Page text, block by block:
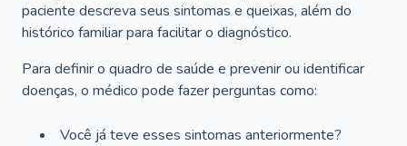
paciente descreva seus sintomas e queixas, além do
histórico familiar para facilitar o diagnóstico.
Para definir o quadro de saúde e prevenir ou identificar
doenças, o médico pode fazer perguntas como:
Você já teve esses sintomas anteriormente?